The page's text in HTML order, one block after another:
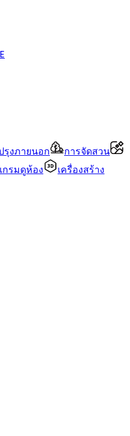
รุงภายนอก
การจัดสวน
รมดูห้อง
เครื่องสร้าง